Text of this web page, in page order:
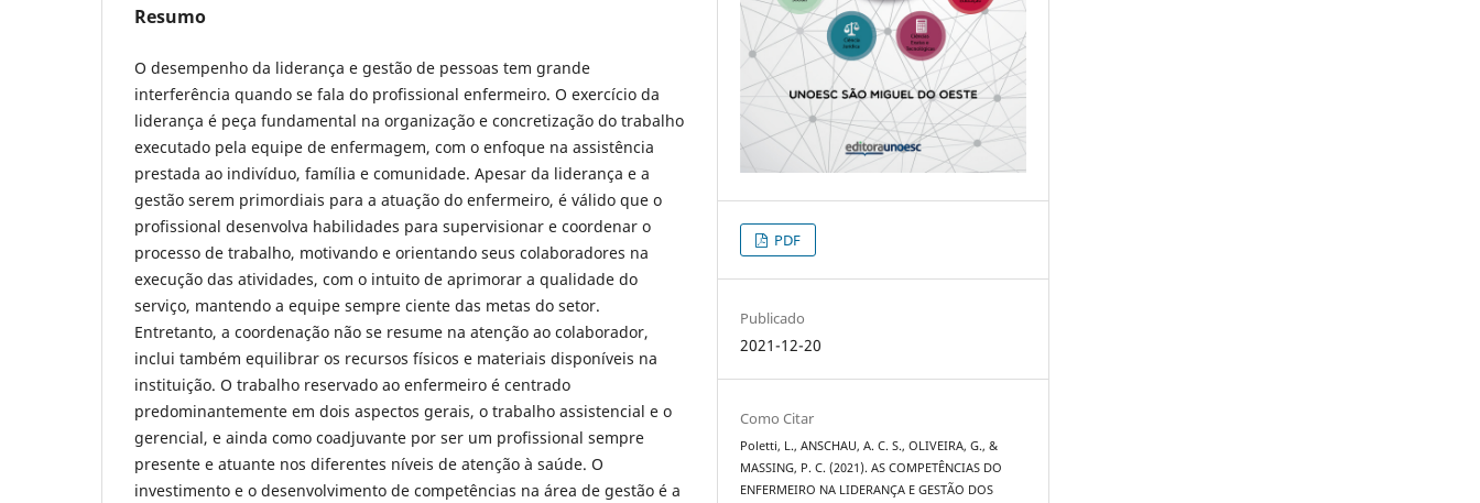
Resumo
O desempenho da liderança e gestão de pessoas tem grande
interferência quando se fala do profissional enfermeiro. O exercício da
liderança é peça fundamental na organização e concretização do trabalho
executado pela equipe de enfermagem, com o enfoque na assistência
prestada ao indivíduo, família e comunidade. Apesar da liderança e a
gestão serem primordiais para a atuação do enfermeiro, é válido que o
profissional desenvolva habilidades para supervisionar e coordenar o
processo de trabalho, motivando e orientando seus colaboradores na
execução das atividades, com o intuito de aprimorar a qualidade do
serviço, mantendo a equipe sempre ciente das metas do setor.
Entretanto, a coordenação não se resume na atenção ao colaborador,
inclui também equilibrar os recursos físicos e materiais disponíveis na
instituição. O trabalho reservado ao enfermeiro é centrado
predominantemente em dois aspectos gerais, o trabalho assistencial e o
gerencial, e ainda como coadjuvante por ser um profissional sempre
presente e atuante nos diferentes níveis de atenção à saúde. O
investimento e o desenvolvimento de competências na área de gestão é a
PDF
Publicado
2021-12-20
Como Citar
Poletti, L., ANSCHAU, A. C. S., OLIVEIRA, G., &
MASSING, P. C. (2021). AS COMPETÊNCIAS DO
ENFERMEIRO NA LIDERANÇA E GESTÃO DOS